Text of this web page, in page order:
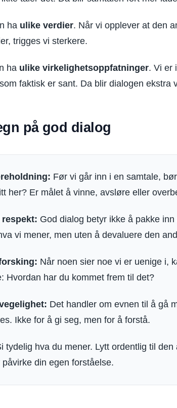
ha ulike verdier. Når vi opplever at den
trigges vi sterkere.
ha ulike virkelighetsoppfatninger. Vi er
faktisk er sant. Da blir dialogen ekstra
på god dialog
Før vi går inn i en samtale,
her? Er målet å vinne, avsløre eller
respekt: God dialog betyr ikke å pakke
vi mener, men uten å devaluere den
Når noen sier noe vi er uenige i,
Hvordan har du kommet frem til det?
Det handler om evnen til å gå
Ikke for å gi seg, men for å forstå.
tydelig hva du mener. Lytt ordentlig til
din egen forståelse.